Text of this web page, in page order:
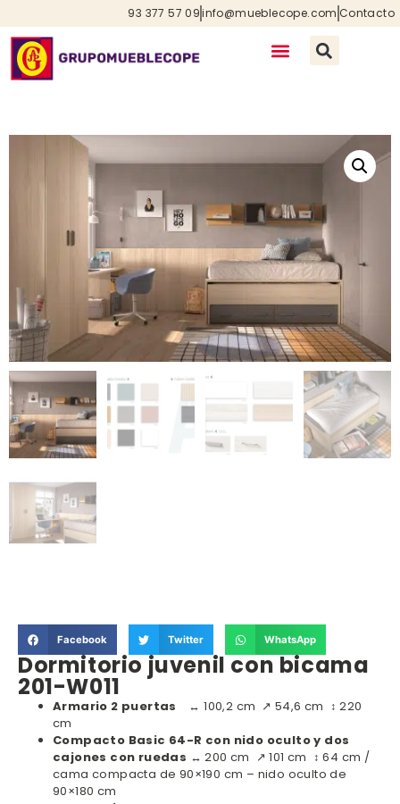
93 377 57 09info@mueblecope.com Contacto
Facebook Twitter WhatsApp
Dormitorio juvenil con bicama
201-W011
Armario 2 puertas
↔ 100,2 cm ↗ 54,6 cm ↕ 220
cm
Compacto Basic 64-R con nido oculto y dos
cajones con ruedas ↔ 200 cm ↗ 101 cm ↕ 64 cm /
cama compacta de 90×190 cm – nido oculto de
90×180 cm